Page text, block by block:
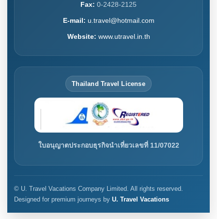
Fax: 0-2428-2125
E-mail: u.travel@hotmail.com
Website: www.utravel.in.th
Thailand Travel License
ใบอนุญาตประกอบธุรกิจนำเที่ยวเลขที่ 11/07022
© U. Travel Vacations Company Limited. All rights reserved.
Designed for premium journeys by U. Travel Vacations